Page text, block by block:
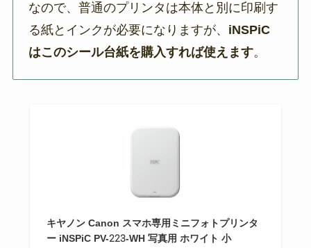
なので、普通のプリンタは本体と別に印刷す
る紙とインクが必要になりますが、 iNSPiC
はこのシール台紙を購入すれば使えます。
キヤノン Canon スマホ専用ミニフォトプリンタ
ー iNSPiC PV-223-WH 写真用 ホワイト 小